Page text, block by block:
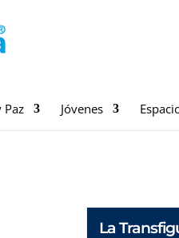
Paz Jóvenes
La